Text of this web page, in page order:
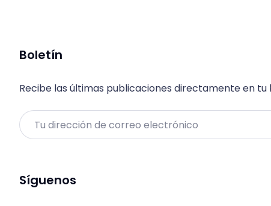
Boletín
Recibe las últimas publicaciones directamente en tu
Email
Síguenos